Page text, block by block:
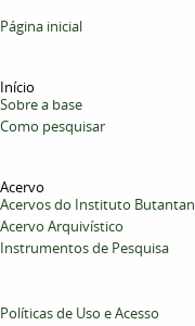
Página inicial
Início
Sobre a base
Como pesquisar
Acervo
Acervos do Instituto Butantan
Acervo Arquivístico
Instrumentos de Pesquisa
Políticas de Uso e Acesso